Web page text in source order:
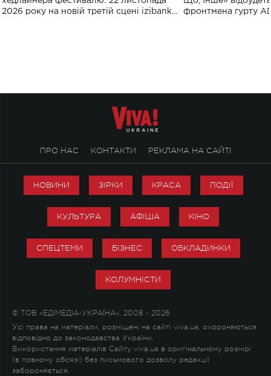
2026 року на новій третій сцені izibank
фронтмена гурту
ПРО НАС КОНТАКТИ РЕКЛАМА НА САЙТІ
НОВИНИ ЗІРКИ КРАСА ПОДІЇ
КУЛЬТУРА АФІША КІНО
СПЕЦТЕМИ БІЗНЕС ОБКЛАДИНКИ
КОЛУМНІСТИ
© ТОВ «ЕДІМЕДІА-УКРАЇНА», 2008 - 2026
Усі права на матеріали, розміщені на сайті viva.ua, охороняються
відповідно до законодавства України.
Використання матеріалів Сайту viva.ua в оригінальному розмірі
(в повному обсязі) без письмового дозволу редакції
забороняється.